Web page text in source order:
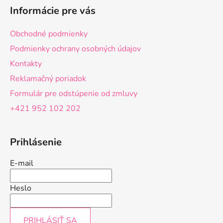
v
ý
Informácie pre vás
Obchodné podmienky
Podmienky ochrany osobných údajov
Kontakty
Reklamačný poriadok
Formulár pre odstúpenie od zmluvy
+421 952 102 202
Prihlásenie
E-mail
Heslo
PRIHLÁSIŤ SA